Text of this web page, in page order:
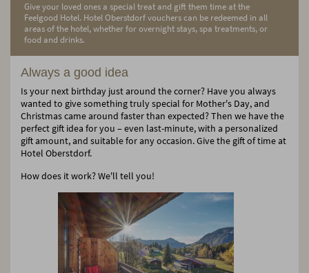
Give your loved ones a special treat and gift them time at the
Feelgood Hotel. Hotel Oberstdorf vouchers can be redeemed in all
areas of the hotel, whether for overnight stays, spa treatments, or
food and drinks.
Always a good idea
Is your next birthday just around the corner? Have you always
wanted to give something truly special for Mother's Day, and
Christmas came around faster than expected? Then we have the
perfect gift idea for you – even last-minute, with a personalized
gift amount, and suitable for any occasion. Give the gift of time at
Hotel Oberstdorf.
How does it work? We'll tell you!